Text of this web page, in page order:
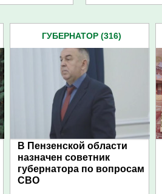
ГУБЕРНАТОР (316)
В Пензенской области
назначен советник
губернатора по вопросам
СВО